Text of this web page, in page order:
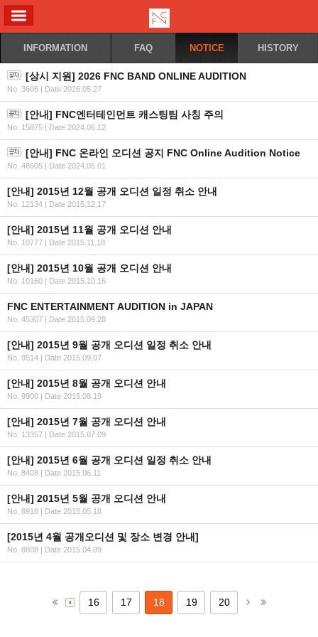
INFORMATION FAQ NOTICE HISTORY
[상시 지원] 2026 FNC BAND ONLINE AUDITION
No. 3606 | Date 2026.05.27
[안내] FNC엔터테인먼트 캐스팅팀 사칭 주의
No. 15875 | Date 2024.06.12
[안내] FNC 온라인 오디션 공지 FNC Online Audition Notice
No. 48605 | Date 2024.05.01
[안내] 2015년 12월 공개 오디션 일정 취소 안내
No. 12134 | Date 2015.12.17
[안내] 2015년 11월 공개 오디션 안내
No. 10777 | Date 2015.11.18
[안내] 2015년 10월 공개 오디션 안내
No. 10160 | Date 2015.10.16
FNC ENTERTAINMENT AUDITION in JAPAN
No. 45307 | Date 2015.09.28
[안내] 2015년 9월 공개 오디션 일정 취소 안내
No. 9514 | Date 2015.09.07
[안내] 2015년 8월 공개 오디션 안내
No. 9900 | Date 2015.08.19
[안내] 2015년 7월 공개 오디션 안내
No. 13357 | Date 2015.07.09
[안내] 2015년 6월 공개 오디션 일정 취소 안내
No. 8408 | Date 2015.06.11
[안내] 2015년 5월 공개 오디션 안내
No. 8918 | Date 2015.05.18
[2015년 4월 공개오디션 및 장소 변경 안내]
No. 8808 | Date 2015.04.09
16 17 18 19 20